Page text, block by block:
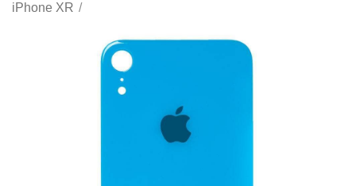
iPhone XR /